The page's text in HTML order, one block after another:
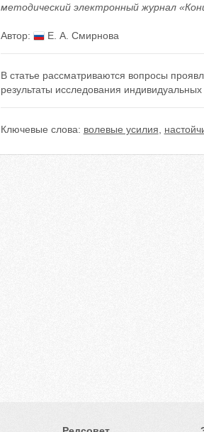
методический электронный журнал
Автор: Е. А. Смирнова
В статье рассматриваются вопросы
результаты исследования
Ключевые слова: волевые усилия